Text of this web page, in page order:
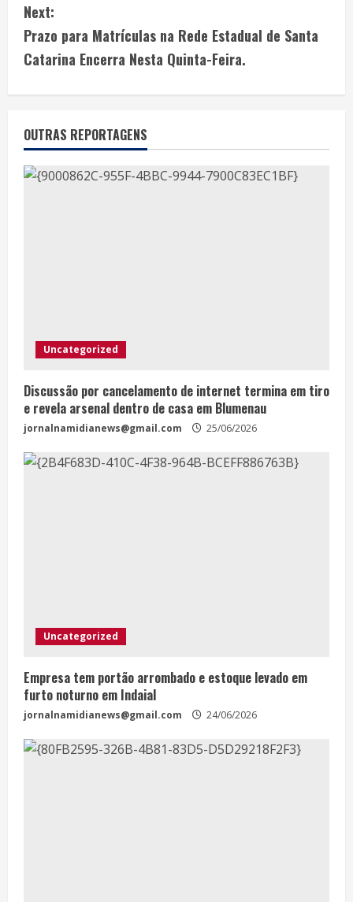
Next:
Prazo para Matrículas na Rede Estadual de Santa
Catarina Encerra Nesta Quinta-Feira.
OUTRAS REPORTAGENS
Uncategorized
Discussão por cancelamento de internet termina em tiro
e revela arsenal dentro de casa em Blumenau
jornalnamidianews@gmail.com 25/06/2026
Uncategorized
Empresa tem portão arrombado e estoque levado em
furto noturno em Indaial
jornalnamidianews@gmail.com 24/06/2026